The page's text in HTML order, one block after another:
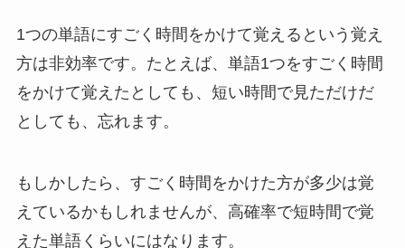
1つの単語にすごく時間をかけて覚えるという覚え
方は非効率です。たとえば、単語1つをすごく時間
をかけて覚えたとしても、短い時間で見ただけだ
としても、忘れます。
もしかしたら、すごく時間をかけた方が多少は覚
えているかもしれませんが、高確率で短時間で覚
えた単語くらいにはなります。